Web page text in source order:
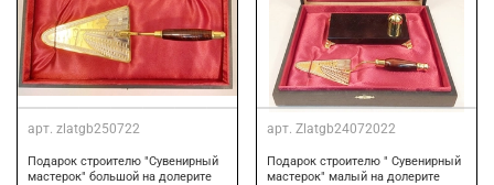
арт. zlatgb250722
Подарок строителю "Сувенирный
мастерок" большой на долерите
арт. Zlatgb24072022
Подарок строителю " Сувенирный
мастерок" малый на долерите